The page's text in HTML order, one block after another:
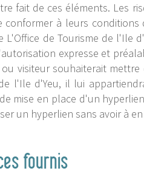
fait de ces éléments. Les
conformer à leurs
L'Office de Tourisme de l'Ile
expresse et
visiteur souhaiterait
l'Ile d'Yeu, il lui
mise en place d'un
un hyperlien sans avoir à
fournis